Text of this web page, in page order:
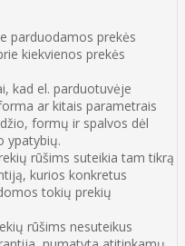
parduodamos prekės
kiekvienos prekės
kad el. parduotuvėje
ar kitais parametrais
formų ir spalvos dėl
ypatybių.
rūšims suteikia tam tikrą
kurios konkretus
tokių prekių
rūšims nesuteikus